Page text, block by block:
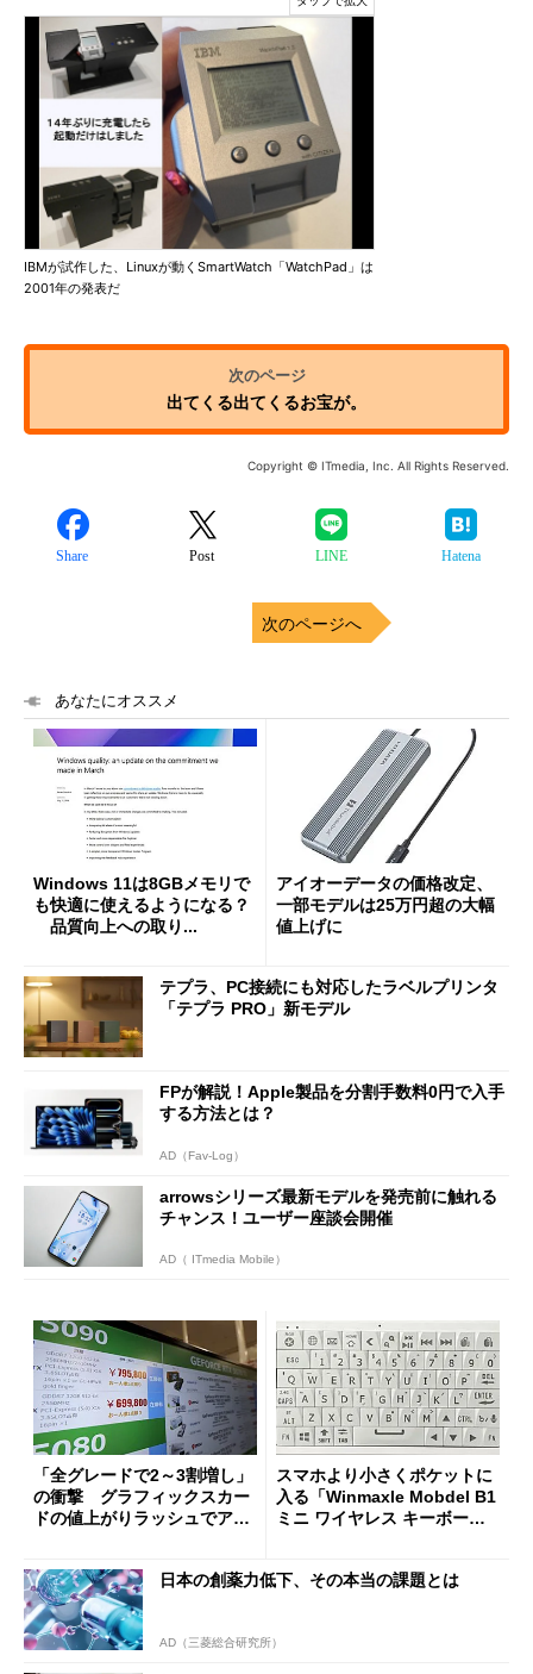
IBMが試作した、Linuxが動くSmartWatch「WatchPad」は
2001年の発表だ
出てくる出てくるお宝が。
Copyright © ITmedia, Inc. All Rights Reserved.
Share Post LINE Hatena
次のページへ
あなたにオススメ
Windows 11は8GBメモリで
も快適に使えるようになる？
品質向上への取り...
アイオーデータの価格改定、
一部モデルは25万円超の大幅
値上げに
テプラ、PC接続にも対応したラベルプリンタ
「テプラ PRO」新モデル
FPが解説！Apple製品を分割手数料0円で入手
する方法とは？
AD（Fav-Log）
arrowsシリーズ最新モデルを発売前に触れる
チャンス！ユーザー座談会開催
AD（ ITmedia Mobile）
「全グレードで2～3割増し」
の衝撃 グラフィックスカー
ドの値上がりラッシュでアキ
スマホより小さくポケットに
入る「Winmaxle Mobdel B1
ミニ ワイヤレス キーボー
日本の創薬力低下、その本当の課題とは
AD（三菱総合研究所）